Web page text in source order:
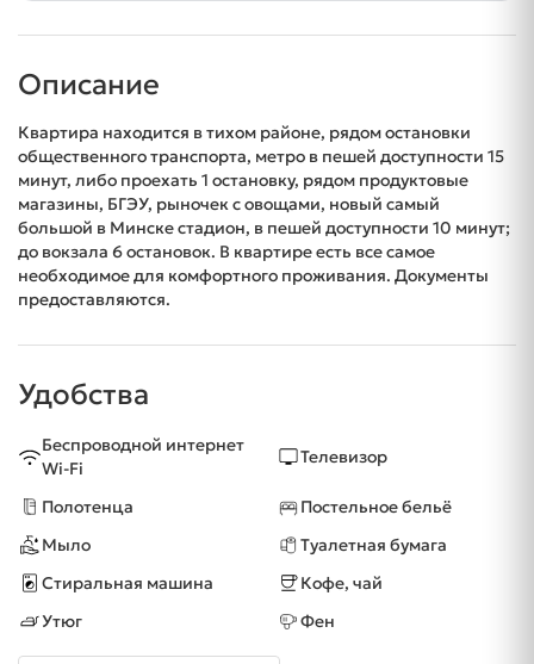
Описание
Квартира находится в тихом районе, рядом остановки
общественного транспорта, метро в пешей доступности 15
минут, либо проехать 1 остановку, рядом продуктовые
магазины, БГЭУ, рыночек с овощами, новый самый
большой в Минске стадион, в пешей доступности 10 минут;
до вокзала 6 остановок. В квартире есть все самое
необходимое для комфортного проживания. Документы
предоставляются.
Удобства
Беспроводной интернет
Wi-Fi
Телевизор
Полотенца
Постельное бельё
Мыло
Туалетная бумага
Стиральная машина
Кофе, чай
Утюг
Фен